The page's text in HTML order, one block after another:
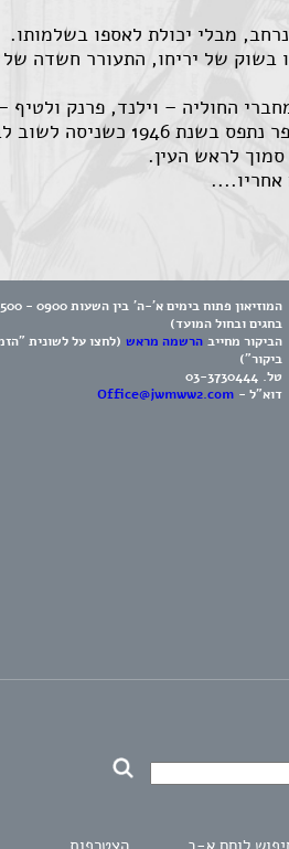
מבלי יכולת לאספו בשלמותו.
בשוק של יריחו, התעורר חשדה
מחברי החוליה – וילנד, פרנק
ללא קרב. שני חברי החוליה הנותרים, חסן סלאמה ופרידריך דיינינגר שאפר, הצליחו להימלט. שאפר
סמוך לראש העין.
בחגים ובחול המועד)
הביקור מחייב הרשמה מראש (לחצו על לשונית
ביקור")
טל. 03-3730444
דוא"ל - Office@jwmww2.com